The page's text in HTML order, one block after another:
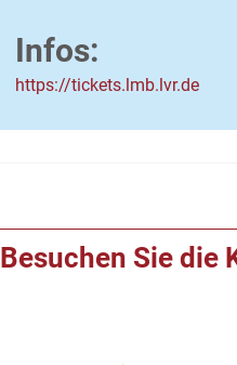
Infos:
https://tickets.lmb.lvr.de
Besuchen Sie die